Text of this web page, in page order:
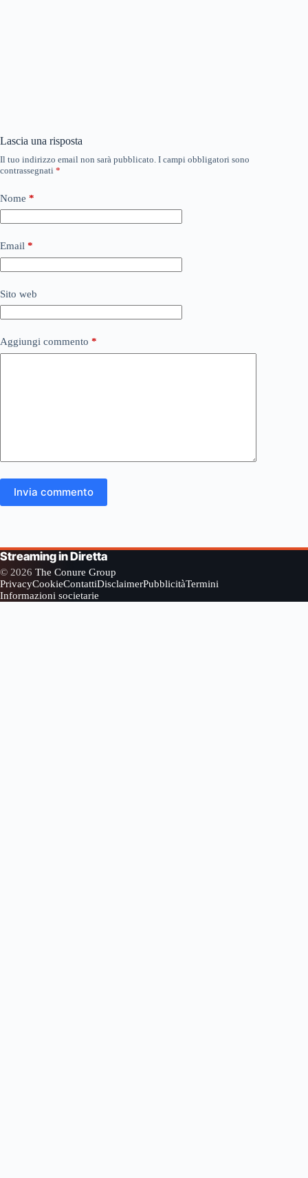
Lascia una risposta
Il tuo indirizzo email non sarà pubblicato. I campi obbligatori sono
contrassegnati *
Nome *
Email *
Sito web
Aggiungi commento *
Invia commento
Streaming in Diretta
© 2026 The Conure Group
PrivacyCookieContattiDisclaimerPubblicitàTermini
Informazioni societarie